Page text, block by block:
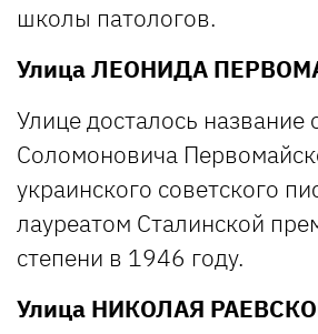
школы патологов.
Улица ЛЕОНИДА
Улице досталось название
Соломоновича
украинского советского
лауреатом Сталинской
степени в 1946 году.
Улица НИКОЛАЯ